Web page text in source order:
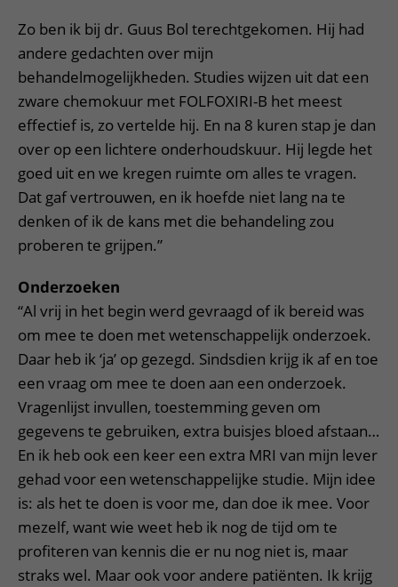
Zo ben ik bij dr. Guus Bol terechtgekomen. Hij had
andere gedachten over mijn
behandelmogelijkheden. Studies wijzen uit dat een
zware chemokuur met FOLFOXIRI-B het meest
effectief is, zo vertelde hij. En na 8 kuren stap je dan
over op een lichtere onderhoudskuur. Hij legde het
goed uit en we kregen ruimte om alles te vragen.
Dat gaf vertrouwen, en ik hoefde niet lang na te
denken of ik de kans met die behandeling zou
proberen te grijpen.”
Onderzoeken
“Al vrij in het begin werd gevraagd of ik bereid was
om mee te doen met wetenschappelijk onderzoek.
Daar heb ik ‘ja’ op gezegd. Sindsdien krijg ik af en toe
een vraag om mee te doen aan een onderzoek.
Vragenlijst invullen, toestemming geven om
gegevens te gebruiken, extra buisjes bloed afstaan…
En ik heb ook een keer een extra MRI van mijn lever
gehad voor een wetenschappelijke studie. Mijn idee
is: als het te doen is voor me, dan doe ik mee. Voor
mezelf, want wie weet heb ik nog de tijd om te
profiteren van kennis die er nu nog niet is, maar
straks wel. Maar ook voor andere patiënten. Ik krijg